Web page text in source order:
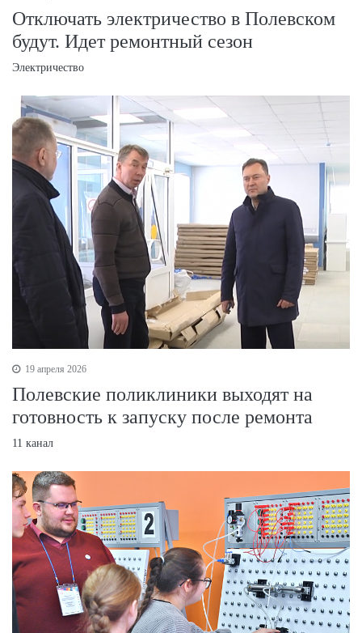
Отключать электричество в Полевском
будут. Идет ремонтный сезон
Электричество
19 апреля 2026
Полевские поликлиники выходят на
готовность к запуску после ремонта
11 канал